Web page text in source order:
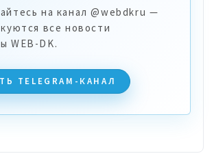
на канал @webdkru —
все новости
WEB-DK.
TELEGRAM-КАНАЛ